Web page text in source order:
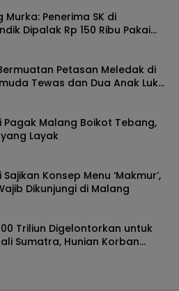
Penerima SK di
Dipalak Rp 150 Ribu Pakai
KPK Turut Pantau
Petasan Meledak di
Tewas dan Dua Anak Luka
Pagak Malang Boikot Tebang,
Layak
Konsep Menu ‘Makmur’,
Dikunjungi di Malang
Triliun Digelontorkan untuk
Sumatra, Hunian Korban
Difokuskan